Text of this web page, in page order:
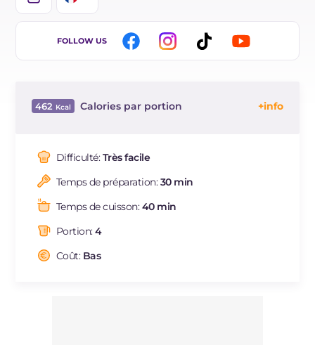
IT
ES
NL
FOLLOW US
462 Calories par portion
Dont sucres
Protéine
Graisses
Fibre
Cholestérol
Difficulté:Très facile
Temps de préparation:30 min
Temps de cuisson:40 min
Portion:4
Coût: Bas